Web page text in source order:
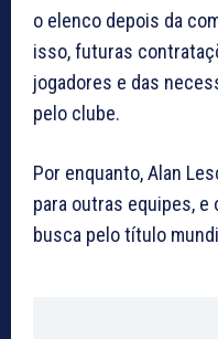
o elenco depois da
isso, futuras
jogadores e das
pelo clube.
Por enquanto, Alan
para outras equipes, e
busca pelo título